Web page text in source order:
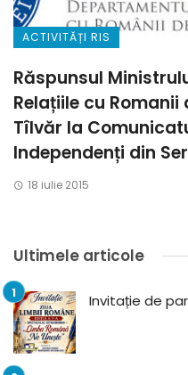
ACTIVITĂȚI RIS
Răspunsul
Relațiile cu Romanii
Tîlvăr la
Independenți din
18 iulie 2015
Ultimele articole
Invitație de